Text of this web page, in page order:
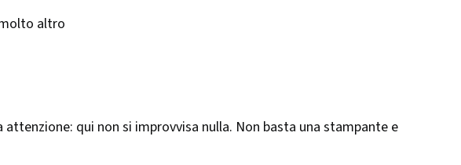
altro
qui non si improvvisa nulla. Non basta una stampante e